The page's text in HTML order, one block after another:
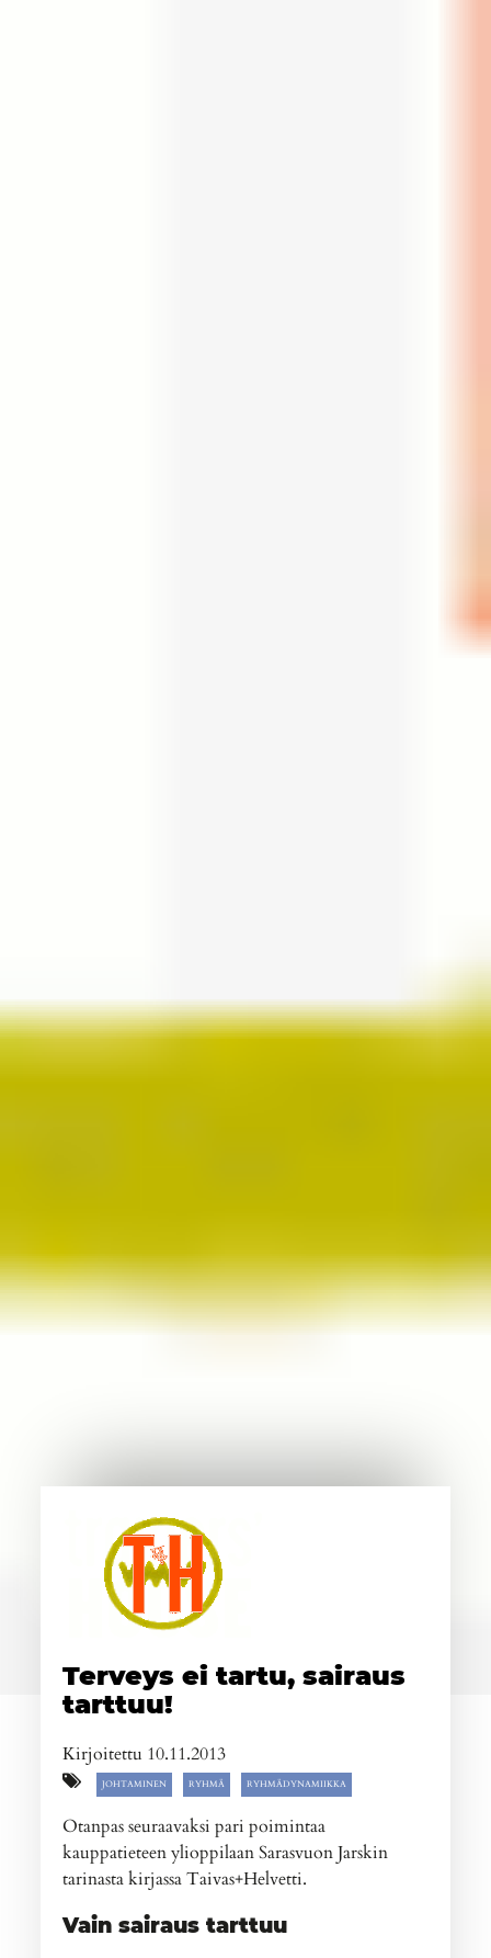
Terveys ei tartu, sairaus
tarttuu!
Kirjoitettu 10.11.2013
JOHTAMINEN RYHMÄ RYHMÄDYNAMIIKKA
Otanpas seuraavaksi pari poimintaa
kauppatieteen ylioppilaan Sarasvuon Jarskin
tarinasta kirjassa Taivas+Helvetti.
Vain sairaus tarttuu